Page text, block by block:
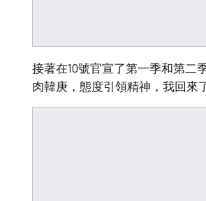
接著在10號官宣了第一季和第二
肉韓庚，態度引領精神，我回來